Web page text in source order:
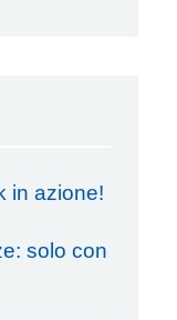
in azione!
solo con